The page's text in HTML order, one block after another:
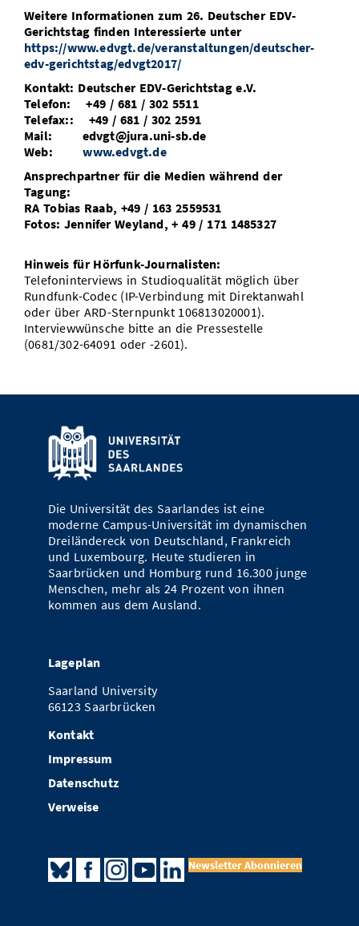
Weitere Informationen zum 26. Deutscher EDV-
Gerichtstag finden Interessierte unter
https://www.edvgt.de/veranstaltungen/deutscher-
edv-gerichtstag/edvgt2017/
Kontakt: Deutscher EDV-Gerichtstag e.V.
Telefon: +49 / 681 / 302 5511
Telefax:: +49 / 681 / 302 2591
Mail: edvgt@jura.uni-sb.de
Web:www.edvgt.de
Ansprechpartner für die Medien während der
Tagung:
RA Tobias Raab, +49 / 163 2559531
Fotos: Jennifer Weyland, + 49 / 171 1485327
Hinweis für Hörfunk-Journalisten:
Telefoninterviews in Studioqualität möglich über
Rundfunk-Codec (IP-Verbindung mit Direktanwahl
oder über ARD-Sternpunkt 106813020001).
Interviewwünsche bitte an die Pressestelle
(0681/302-64091 oder -2601).
Die Universität des Saarlandes ist eine
moderne Campus-Universität im dynamischen
Dreiländereck von Deutschland, Frankreich
und Luxembourg. Heute studieren in
Saarbrücken und Homburg rund 16.300 junge
Menschen, mehr als 24 Prozent von ihnen
kommen aus dem Ausland.
Lageplan
Saarland University
66123 Saarbrücken
Kontakt
Impressum
Datenschutz
Verweise
Newsletter Abonnieren